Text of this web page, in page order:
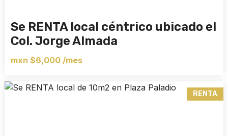
Se RENTA local céntrico ubicado el
Col. Jorge Almada
mxn $6,000 /mes
RENTA